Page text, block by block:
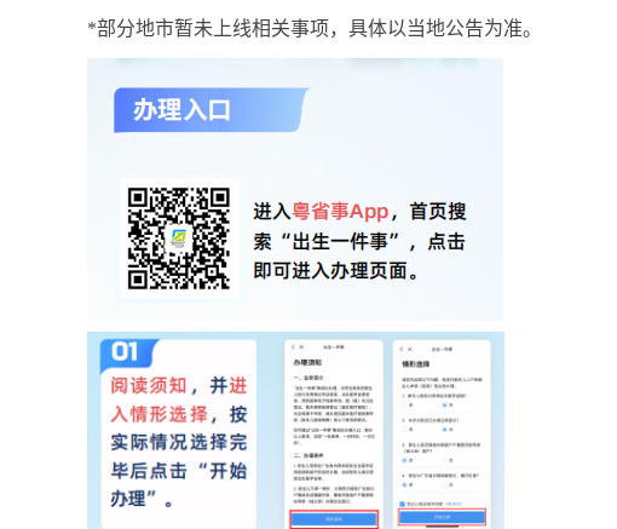
*部分地市暂未上线相关事项，具体以当地公告为准。